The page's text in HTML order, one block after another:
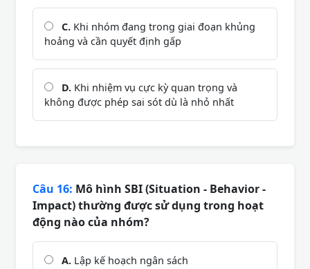
C. Khi nhóm đang trong giai đoạn khủng
hoảng và cần quyết định gấp
D. Khi nhiệm vụ cực kỳ quan trọng và
không được phép sai sót dù là nhỏ nhất
Câu 16: Mô hình SBI (Situation - Behavior -
Impact) thường được sử dụng trong hoạt
động nào của nhóm?
A. Lập kế hoạch ngân sách